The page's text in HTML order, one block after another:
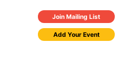
Join Mailing List
Add Your Event